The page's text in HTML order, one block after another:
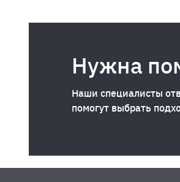
Нужна
Наши специалисты
помогут выбрать